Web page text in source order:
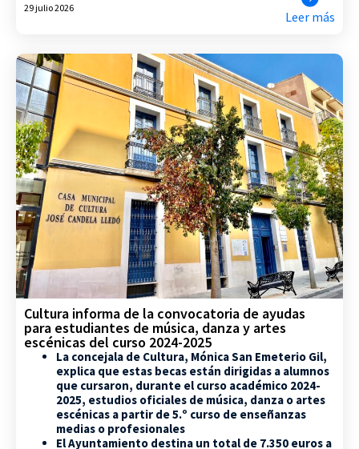
29 julio 2026
Leer más
Cultura informa de la convocatoria de ayudas
para estudiantes de música, danza y artes
escénicas del curso 2024-2025
La concejala de Cultura, Mónica San Emeterio Gil,
explica que estas becas están dirigidas a alumnos
que cursaron, durante el curso académico 2024-
2025, estudios oficiales de música, danza o artes
escénicas a partir de 5.º curso de enseñanzas
medias o profesionales
El Ayuntamiento destina un total de 7.350 euros a